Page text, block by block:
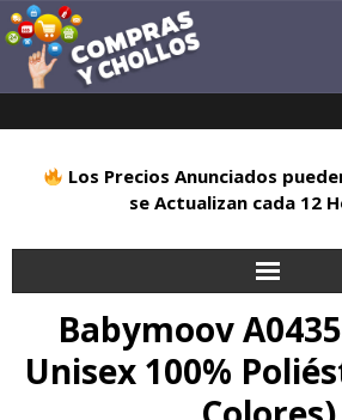
Los Precios Anunciados
se Actualizan cada 12
Inicio
Alimentación
Babymoov
Unisex 100%